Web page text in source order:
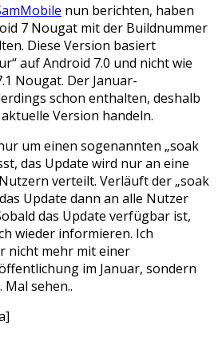
nun berichten, haben
7 Nougat mit der Buildnummer
Diese Version basiert
auf Android 7.0 und nicht wie
Nougat. Der Januar-
schon enthalten, deshalb
Version handeln.
um einen sogenannten „soak
das Update wird nur an eine
verteilt. Verläuft der „soak
Update dann an alle Nutzer
das Update verfügbar ist,
wieder informieren. Ich
nicht mehr mit einer
im Januar, sondern
sehen..